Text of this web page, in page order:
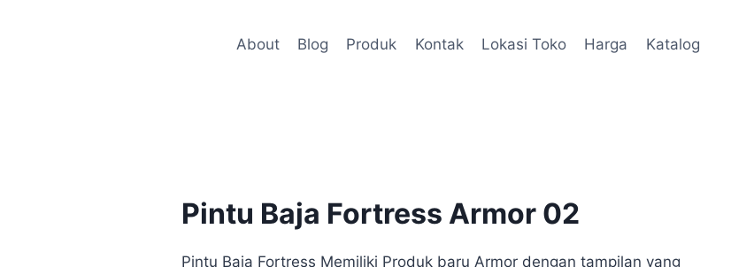
About Blog Produk Kontak Lokasi Toko Harga Katalog
Pintu Baja Fortress Armor 02
Pintu Baja Fortress Memiliki Produk baru Armor dengan tampilan yang